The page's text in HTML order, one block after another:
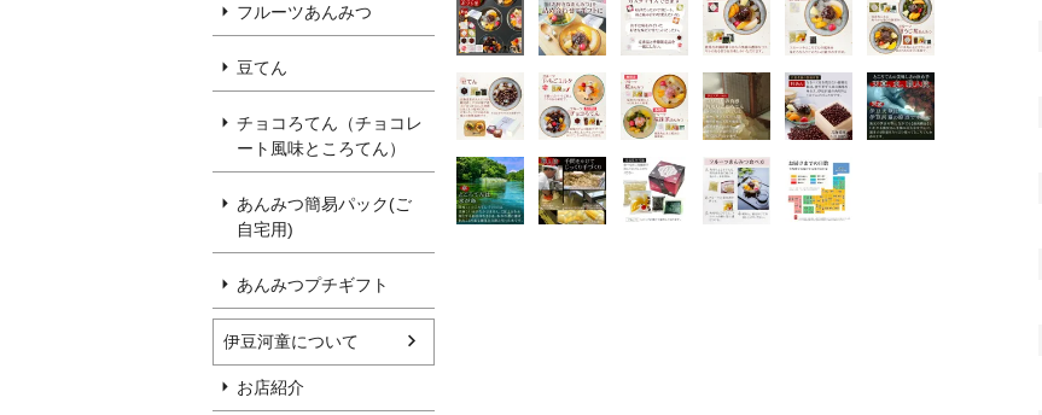
フルーツあんみつ
豆てん
チョコろてん（チョコレ
ート風味ところてん）
あんみつ簡易パック(ご
自宅用)
あんみつプチギフト
伊豆河童について
お店紹介